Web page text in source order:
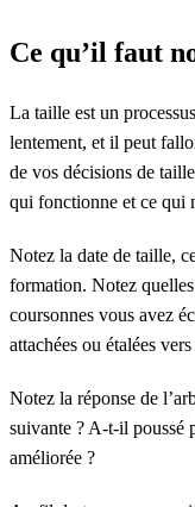
Ce qu’il faut
La taille est un
lentement, et il peut
de vos décisions de
qui fonctionne et ce qui
Notez la date de taille,
formation. Notez
coursonnes vous avez
attachées ou étalées
Notez la réponse de
suivante ? A-t-il poussé
améliorée ?